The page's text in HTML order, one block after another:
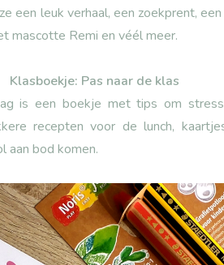
een leuk verhaal, een zoekprent,
mascotte Remi en véél meer.
Klasboekje: Pas naar de klas
is een boekje met tips om
recepten voor de lunch,
aan bod komen.